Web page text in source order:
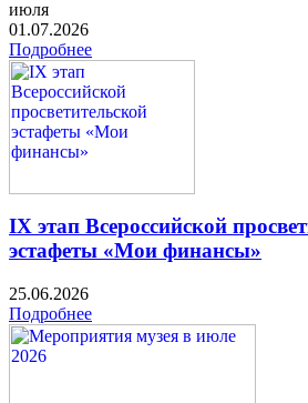
июля
01.07.2026
Подробнее
IX этап Всероссийской
эстафеты «Мои финансы»
25.06.2026
Подробнее